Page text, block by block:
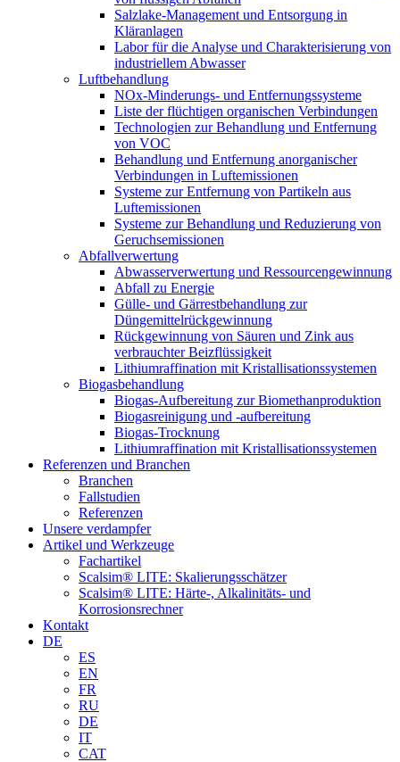
Salzlake-Management und Entsorgung in
Kläranlagen
Labor für die Analyse und Charakterisierung von
industriellem Abwasser
Luftbehandlung
NOx-Minderungs- und Entfernungssysteme
Liste der flüchtigen organischen Verbindungen
Technologien zur Behandlung und Entfernung
von VOC
Behandlung und Entfernung anorganischer
Verbindungen in Luftemissionen
Systeme zur Entfernung von Partikeln aus
Luftemissionen
Systeme zur Behandlung und Reduzierung von
Geruchsemissionen
Abfallverwertung
Abwasserverwertung und Ressourcengewinnung
Abfall zu Energie
Gülle- und Gärrestbehandlung zur
Düngemittelrückgewinnung
Rückgewinnung von Säuren und Zink aus
verbrauchter Beizflüssigkeit
Lithiumraffination mit Kristallisationssystemen
Biogasbehandlung
Biogas-Aufbereitung zur Biomethanproduktion
Biogasreinigung und -aufbereitung
Biogas-Trocknung
Lithiumraffination mit Kristallisationssystemen
Referenzen und Branchen
Branchen
Fallstudien
Referenzen
Unsere verdampfer
Artikel und Werkzeuge
Fachartikel
Scalsim® LITE: Skalierungsschätzer
Scalsim® LITE: Härte-, Alkalinitäts- und
Korrosionsrechner
Kontakt
DE
ES
EN
FR
RU
DE
IT
CAT